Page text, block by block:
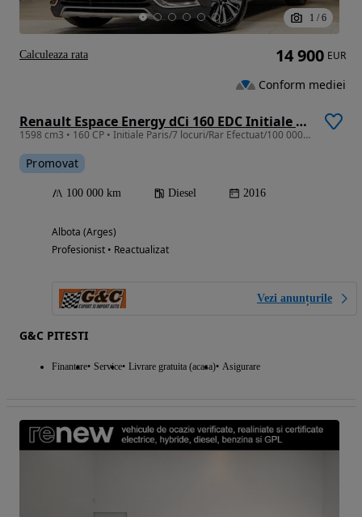
1 / 6
Renault Espace Energy dCi 160 EDC Initiale Paris
1598 cm3 • 160 CP • Initiale Paris/7 locuri/Rar Efectuat/100 000 km/4Control
Promovat
100 000 km Diesel 2016
Albota (Arges)
Profesionist • Reactualizat
Vezi anunțurile
G&C PITESTI
Finantare Service Livrare gratuita (acasa) Asigurare
14 900 EUR
Conform mediei
Calculeaza rata